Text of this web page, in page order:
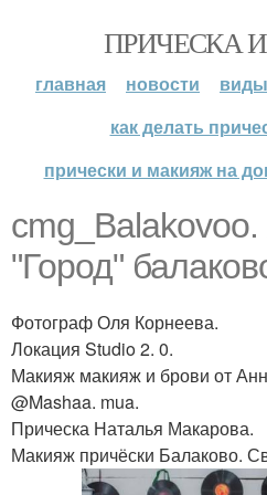
ПРИЧЕСКА
главная новости
как делать
прически и макияж на
"Город"
Фотограф Оля Корнеева.
Локация Studio 2. 0.
Макияж макияж и брови от
@Mashaa. mua.
Прическа Наталья Макарова.
Макияж причёски Балаково.